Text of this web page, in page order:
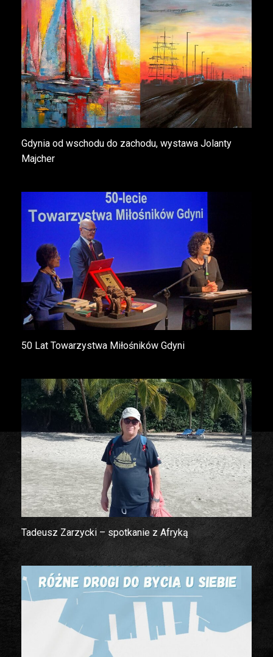
Gdynia od wschodu do zachodu, wystawa Jolanty
Majcher
50 Lat Towarzystwa Miłośników Gdyni
Tadeusz Zarzycki – spotkanie z Afryką